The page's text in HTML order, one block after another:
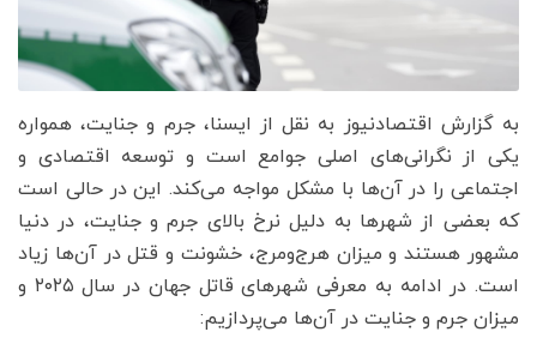
به گزارش اقتصادنیوز به نقل از ایسنا، جرم و جنایت، همواره
یکی از نگرانی‌های اصلی جوامع است و توسعه اقتصادی و
اجتماعی را در آن‌ها با مشکل مواجه می‌کند. این در حالی است
که بعضی از شهرها به دلیل نرخ بالای جرم و جنایت، در دنیا
مشهور هستند و میزان هرج‌ومرج، خشونت و قتل در آن‌ها زیاد
است. در ادامه به معرفی شهرهای قاتل جهان در سال ۲۰۲۵ و
میزان جرم و جنایت در آن‌ها می‌پردازیم: